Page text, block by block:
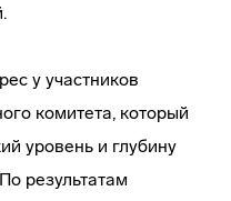
у участников
комитета, который
уровень и глубину
результатам